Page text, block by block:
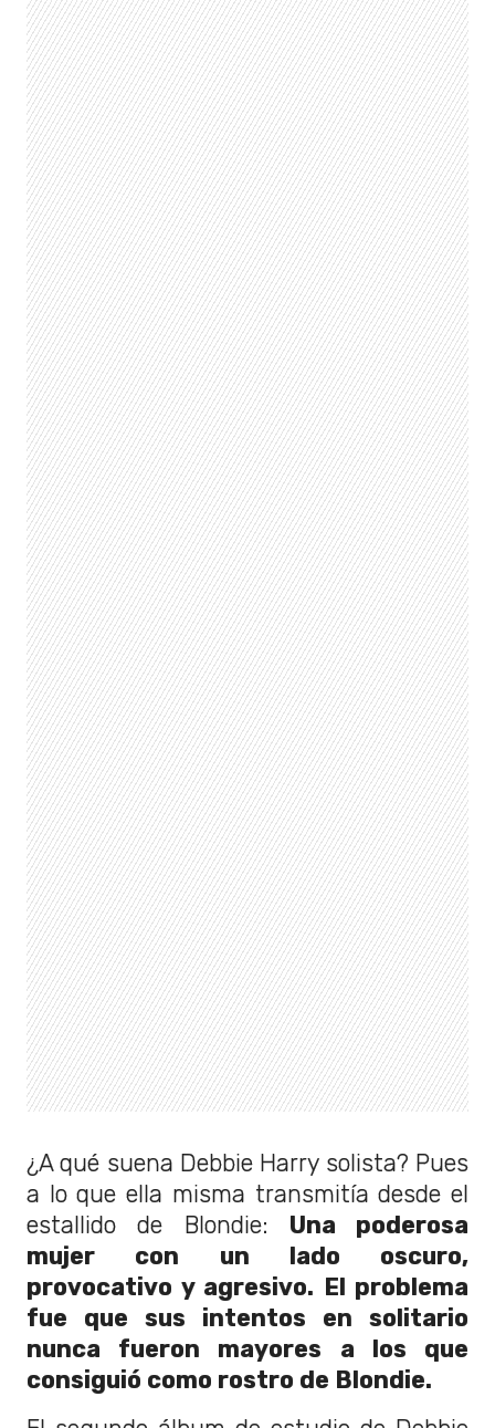
¿A qué suena Debbie Harry solista? Pues
a lo que ella misma transmitía desde el
estallido de Blondie: Una poderosa
mujer con un lado oscuro,
provocativo y agresivo. El problema
fue que sus intentos en solitario
nunca fueron mayores a los que
consiguió como rostro de Blondie.